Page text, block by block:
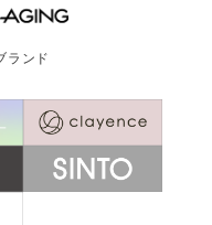
承ります
020
除く
せはこちら
ランド